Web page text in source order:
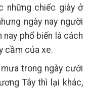
những chiếc giày ở
ngày nay người
nay phổ biến là cách
cầm của xe.
trong ngày cưới
Tây thì lại khác,